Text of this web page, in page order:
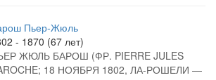
Пьер-Жюль
- 1870 (67 лет)
ЖЮЛЬ БАРОШ (ФР. PIERRE JULES
18 НОЯБРЯ 1802, ЛА-РОШЕЛИ —